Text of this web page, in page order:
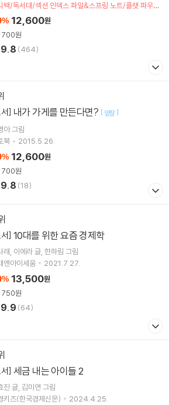
백/독서대/섹션 인덱스 파일&스프링 노트/플랫 파우치
트차감)
% 12,600원
700원
9.8 (464)
] 내가 가게를 만든다면? [ 양장]
아그림
북
2015.5.26.
% 12,600원
700원
9.8 (18)
] 10대를 위한 요즘 경제학
래 이에라글 한하림 그림
엔아이세움
2021.7.27.
% 13,500원
750원
9.9 (64)
] 세금 내는 아이들 2
진 글 김미연 그림
키즈(한국경제신문)
2024.4.25.